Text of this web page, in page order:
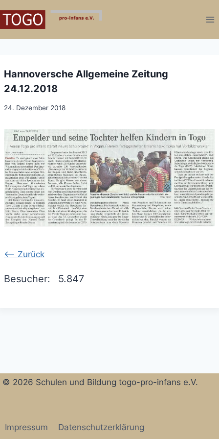
Inhalt
Hannoversche Allgemeine Zeitung
24.12.2018
24. Dezember 2018
<-- Zurück
Besucher: 5.847
© 2026 Schulen und Bildung togo-pro-infans e.V.
Impressum Datenschutzerklärung